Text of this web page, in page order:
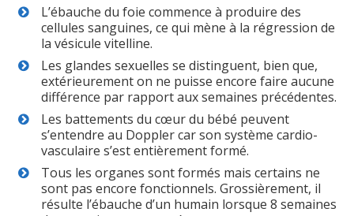
L’ébauche du foie commence à produire des
cellules sanguines, ce qui mène à la régression de
la vésicule vitelline.
Les glandes sexuelles se distinguent, bien que,
extérieurement on ne puisse encore faire aucune
différence par rapport aux semaines précédentes.
Les battements du cœur du bébé peuvent
s’entendre au Doppler car son système cardio-
vasculaire s’est entièrement formé.
Tous les organes sont formés mais certains ne
sont pas encore fonctionnels. Grossièrement, il
résulte l’ébauche d’un humain lorsque 8 semaines